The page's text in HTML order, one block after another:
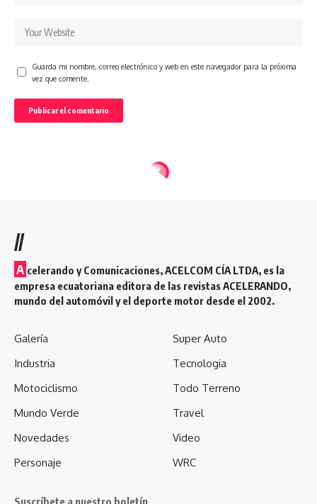
Guarda mi nombre, correo electrónico y web en este navegador para la próxima
vez que comente.
//
A celerando y Comunicaciones, ACELCOM CÍA LTDA, es la
empresa ecuatoriana editora de las revistas ACELERANDO,
mundo del automóvil y el deporte motor desde el 2002.
Galería
Industria
Motociclismo
Mundo Verde
Novedades
Personaje
Super Auto
Tecnologia
Todo Terreno
Travel
Video
WRC
Suscríbete a nuestro boletín